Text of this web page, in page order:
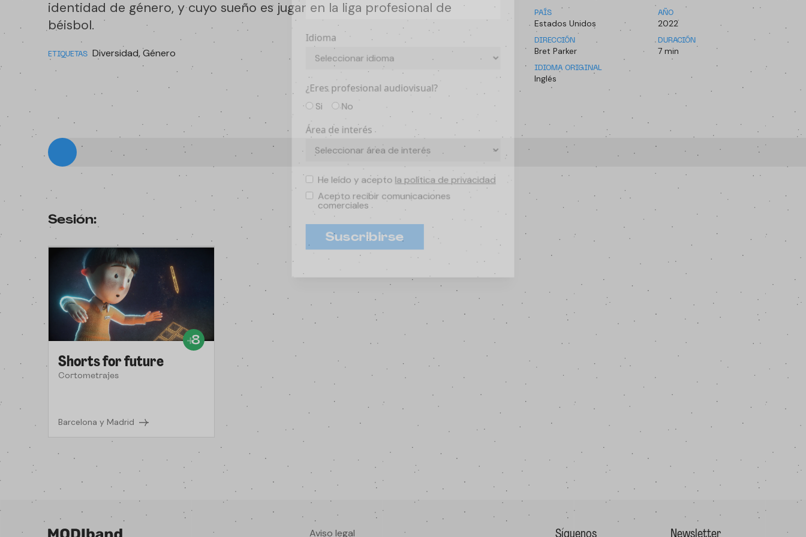
identidad de género, y cuyo sueño es jugar en la liga profesional de
béisbol.
ETIQUETAS Diversidad, Género
PAÍS
Estados Unidos
AÑO
2022
DIRECCIÓN
Bret Parker
DURACIÓN
7 min
IDIOMA ORIGINAL
Inglés
Sesión:
Shorts for future
Cortometrajes
Barcelona y Madrid
Aviso legal Síguenos Newsletter
Idioma
¿Eres profesional audiovisual?
Si No
Área de interés
He leído y aceptola política de privacidad
Acepto recibir comunicaciones
comerciales
Suscribirse